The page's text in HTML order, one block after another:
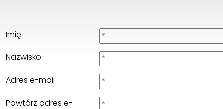
Imię
Nazwisko
Adres e-mail
Powtórz adres e-